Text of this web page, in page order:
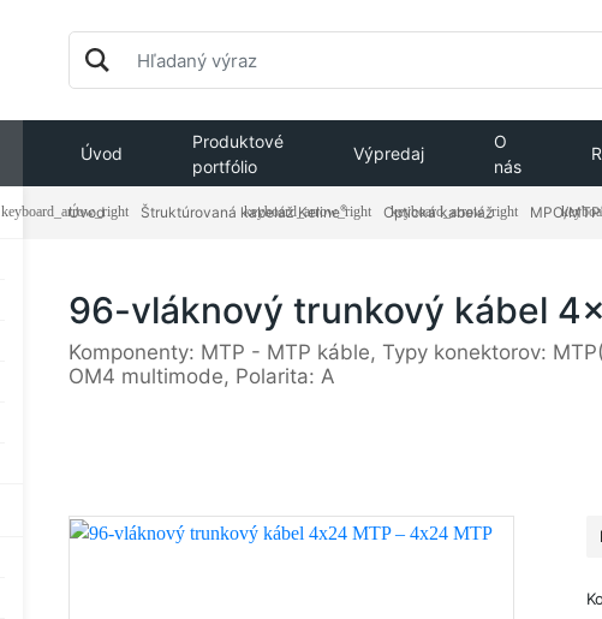
Úvod
Produktové
portfólio
Výpredaj
O
nás
Úvod Štruktúrovaná kabeláž Keline® Optická kabeláž MPO/MTP
96-vláknový trunkový kábel
Komponenty: MTP - MTP káble, Typy konektorov:
OM4 multimode, Polarita: A